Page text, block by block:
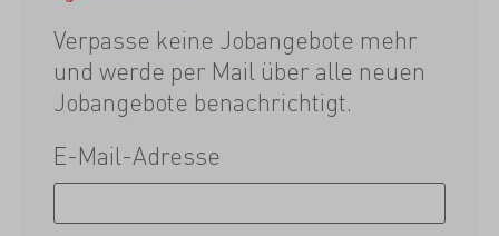
Verpasse keine Jobangebote mehr
und werde per Mail über alle neuen
Jobangebote benachrichtigt.
E-Mail-Adresse